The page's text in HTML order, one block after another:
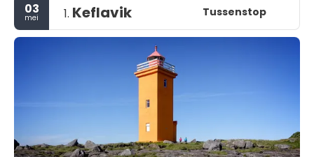
03
mei 1. Keflavik Tussenstop